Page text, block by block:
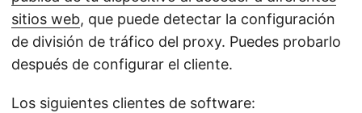
sitios web, que puede detectar la configuración
de división de tráfico del proxy. Puedes probarlo
después de configurar el cliente.
Los siguientes clientes de software: